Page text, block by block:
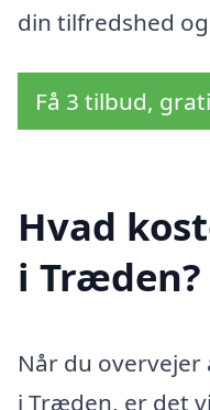
din tilfredshed
Få 3 tilbud,
Hvad
i Træden?
Når du
i Træden, er det